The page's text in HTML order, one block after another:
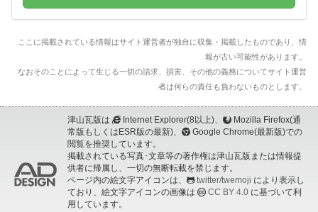
ここに掲載されている情報はサイト運営者が独自に収集・掲載したものであり、情
報が古い可能性があります。
なおそのことによって生じる一切の請求、損害、その他の義務についてサイト運営
者は何らの責任も負わないものとします。
津山瓦版は Internet Explorer(8以上)、
Mozilla Firefox(通
常版もしくはESR版の最新)、
Google Chrome(最新版)での
閲覧を推奨しています。
掲載されている写真･文章等の著作権は津山瓦版または情報提
供者に帰属し、一切の無断転載を禁じます。
ページ内の絵文字アイコンは、
twitter/twemoji により表示し
ており、絵文字アイコンの画像は
CC BY 4.0 に基づいて利
用しています。